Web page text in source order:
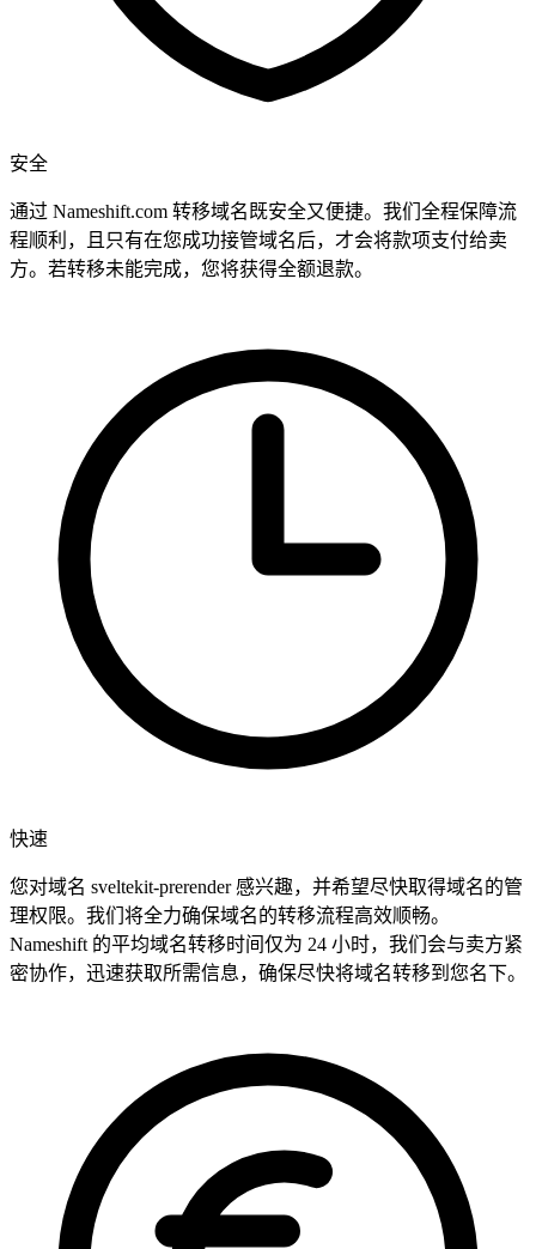
安全
通过 Nameshift.com 转移域名既安全又便捷。我们全程保障流
程顺利，且只有在您成功接管域名后，才会将款项支付给卖
方。若转移未能完成，您将获得全额退款。
快速
您对域名 sveltekit-prerender 感兴趣，并希望尽快取得域名的管
理权限。我们将全力确保域名的转移流程高效顺畅。
Nameshift 的平均域名转移时间仅为 24 小时，我们会与卖方紧
密协作，迅速获取所需信息，确保尽快将域名转移到您名下。